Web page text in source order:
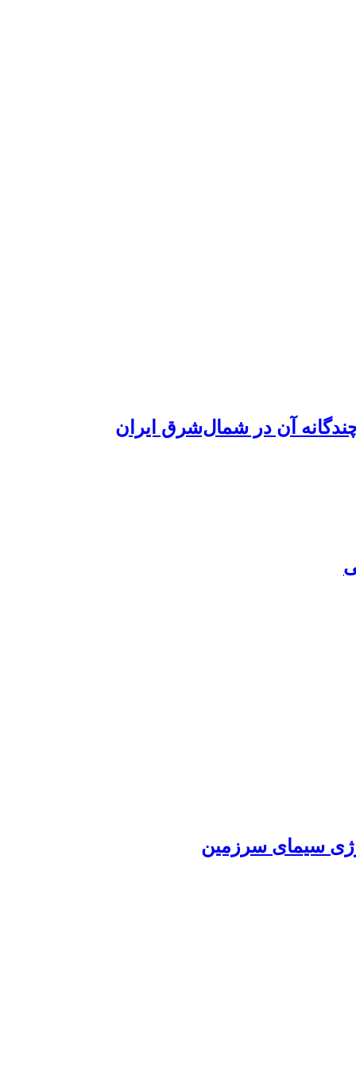
آن در شمال‌شرق ایران
سیمای سرزمین